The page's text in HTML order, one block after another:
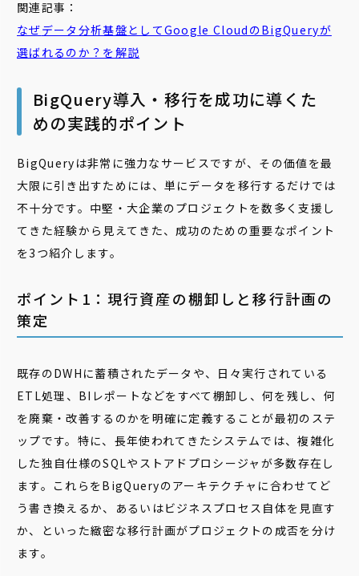
関連記事：
なぜデータ分析基盤としてGoogle CloudのBigQueryが
選ばれるのか？を解説
BigQuery導入・移行を成功に導くた
めの実践的ポイント
BigQueryは非常に強力なサービスですが、その価値を最
大限に引き出すためには、単にデータを移行するだけでは
不十分です。中堅・大企業のプロジェクトを数多く支援し
てきた経験から見えてきた、成功のための重要なポイント
を3つ紹介します。
ポイント1：現行資産の棚卸しと移行計画の
策定
既存のDWHに蓄積されたデータや、日々実行されている
ETL処理、BIレポートなどをすべて棚卸し、何を残し、何
を廃棄・改善するのかを明確に定義することが最初のステ
ップです。特に、長年使われてきたシステムでは、複雑化
した独自仕様のSQLやストアドプロシージャが多数存在し
ます。これらをBigQueryのアーキテクチャに合わせてど
う書き換えるか、あるいはビジネスプロセス自体を見直す
か、といった緻密な移行計画がプロジェクトの成否を分け
ます。